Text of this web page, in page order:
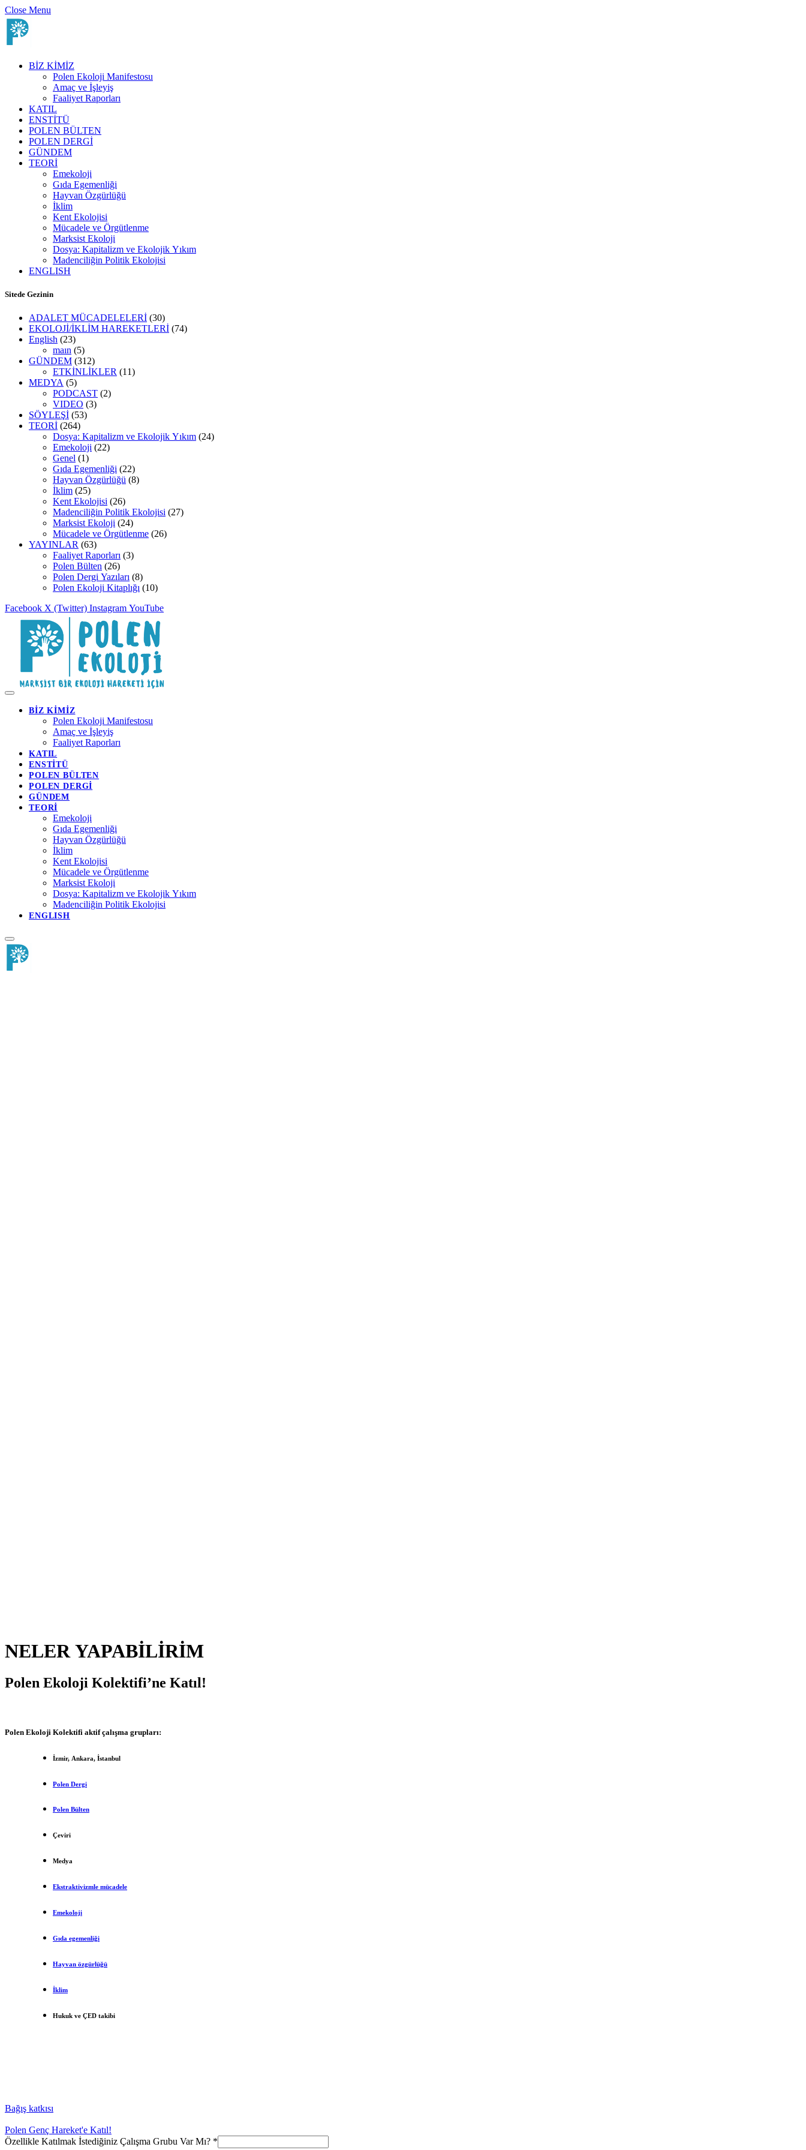
Close Menu
BİZ KİMİZ
Polen Ekoloji Manifestosu
Amaç ve İşleyiş
Faaliyet Raporları
KATIL
ENSTİTÜ
POLEN BÜLTEN
POLEN DERGİ
GÜNDEM
TEORİ
Emekoloji
Gıda Egemenliği
Hayvan Özgürlüğü
İklim
Kent Ekolojisi
Mücadele ve Örgütlenme
Marksist Ekoloji
Dosya: Kapitalizm ve Ekolojik Yıkım
Madenciliğin Politik Ekolojisi
ENGLISH
Sitede Gezinin
ADALET MÜCADELELERİ (30)
EKOLOJİ/İKLİM HAREKETLERİ (74)
English (23)
maın (5)
GÜNDEM (312)
ETKİNLİKLER (11)
MEDYA (5)
PODCAST (2)
VIDEO (3)
SÖYLEŞİ (53)
TEORİ (264)
Dosya: Kapitalizm ve Ekolojik Yıkım (24)
Emekoloji (22)
Genel (1)
Gıda Egemenliği (22)
Hayvan Özgürlüğü (8)
İklim (25)
Kent Ekolojisi (26)
Madenciliğin Politik Ekolojisi (27)
Marksist Ekoloji (24)
Mücadele ve Örgütlenme (26)
YAYINLAR (63)
Faaliyet Raporları (3)
Polen Bülten (26)
Polen Dergi Yazıları (8)
Polen Ekoloji Kitaplığı (10)
Facebook X (Twitter) Instagram YouTube
BİZ KİMİZ
Polen Ekoloji Manifestosu
Amaç ve İşleyiş
Faaliyet Raporları
KATIL
ENSTİTÜ
POLEN BÜLTEN
POLEN DERGİ
GÜNDEM
TEORİ
Emekoloji
Gıda Egemenliği
Hayvan Özgürlüğü
İklim
Kent Ekolojisi
Mücadele ve Örgütlenme
Marksist Ekoloji
Dosya: Kapitalizm ve Ekolojik Yıkım
Madenciliğin Politik Ekolojisi
ENGLISH
NELER YAPABİLİRİM
Polen Ekoloji Kolektifi’ne Katıl!
Polen Ekoloji Kolektifi aktif çalışma grupları:
İzmir, Ankara, İstanbul
Polen Dergi
Polen Bülten
Çeviri
Medya
Ekstraktivizmle mücadele
Emekoloji
Gıda egemenliği
Hayvan özgürlüğü
İklim
Hukuk ve ÇED takibi
Bağış katkısı
Polen Genç Hareket'e Katıl!
Özellikle Katılmak İstediğiniz Çalışma Grubu Var Mı? *